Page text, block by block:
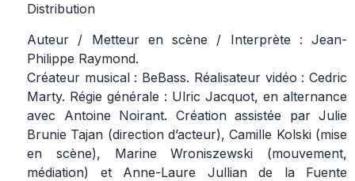
Distribution
Auteur / Metteur en scène / Interprète : Jean-
Philippe Raymond.
Créateur musical : BeBass. Réalisateur vidéo : Cedric
Marty. Régie générale : Ulric Jacquot, en alternance
avec Antoine Noirant. Création assistée par Julie
Brunie Tajan (direction d’acteur), Camille Kolski (mise
en scène), Marine Wroniszewski (mouvement,
médiation) et Anne-Laure Jullian de la Fuente